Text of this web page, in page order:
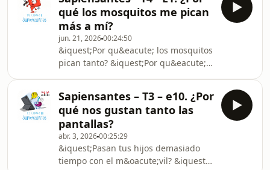
todo sobre la luz y los colores. Con
ayuda de Eclipsea, Don Mo&ntilde;igo
y el mism&iacute;simo Isaac Newton,
Xaviera les revelar&aacute; los
secretos que encierra la luz solar en
su viaje por la Tierra.Escuchar audio
qué los mosquitos me pican
más a mí?
jun. 21, 202600:24:50
&iquest;Por qu&eacute; los mosquitos
pican tanto? &iquest;Por qu&eacute;
preguntas Sapiensantes, Xaviera se
cuela en la pel&iacute;cula de Las
Minivampiras y sigue a dos amigas
mosquitas. Porque s&iacute;, las que
pican son siempre ellas. Los
mosquitos se conforman con beber
Sapiensantes – T3 – e10. ¿Por
qué nos gustan tanto las
pantallas?
abr. 3, 202600:25:29
&iquest;Pasan tus hijos demasiado
tiempo con el m&oacute;vil? &iquest;Y